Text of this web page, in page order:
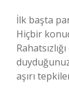
İlk başta
Hiçbir
aşırı